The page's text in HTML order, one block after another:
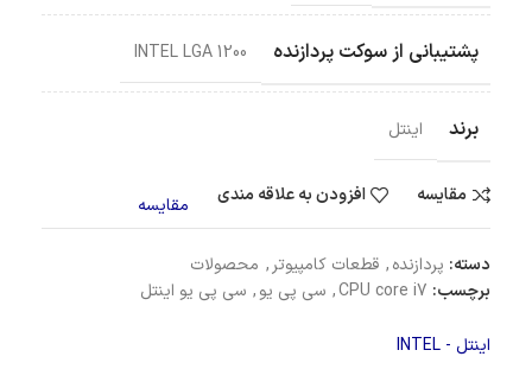
پشتیبانی از سوکت پردازنده INTEL LGA 1200
برند اینتل
مقایسه افزودن به علاقه مندی مقایسه
دسته: پردازنده, قطعات کامپیوتر , محصولات
برچسب: CPU core i7
, سی پی یو, سی پی یو اینتل
اینتل - INTEL